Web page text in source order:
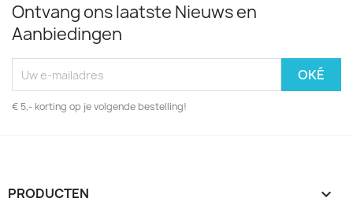
Ontvang ons laatste Nieuws en
Aanbiedingen
€ 5,- korting op je volgende bestelling!
PRODUCTEN 